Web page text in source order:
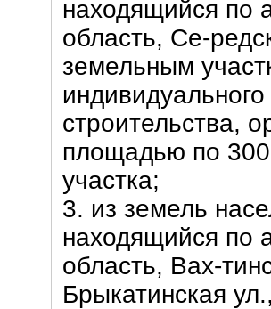
находящийся по
область, Се-
земельным
строительства,
площадью по
участка;
3. из земель
находящийся по
область, Вах-
Брыкатинская